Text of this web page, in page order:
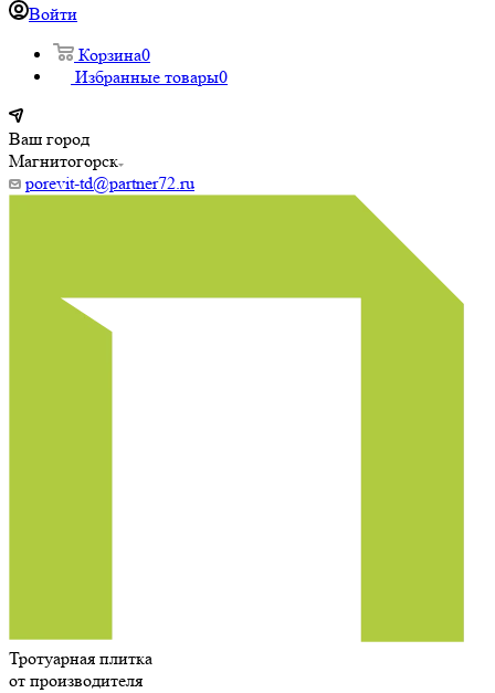
Войти
Корзина0
Избранные товары0
Ваш город
Магнитогорск
porevit-td@partner72.ru
Тротуарная плитка
от производителя